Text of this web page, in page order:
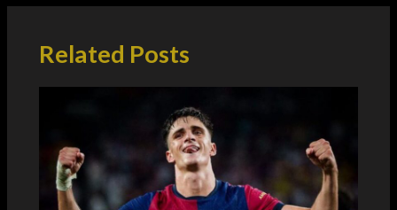
Related Posts